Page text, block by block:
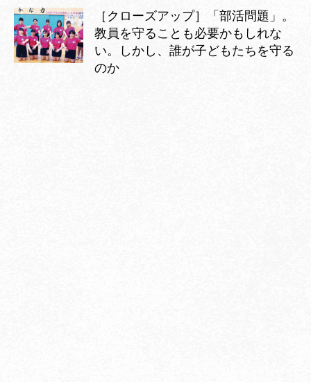
［クローズアップ］「部活問題」。
教員を守ることも必要かもしれな
い。しかし、誰が子どもたちを守る
のか